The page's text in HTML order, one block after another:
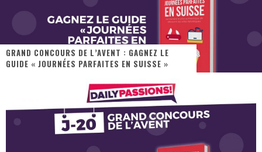
Star Fox
PsyRiver 2026 : la magie revient sur les rives de l’Aar
« Dr Wertham / L’homme qui étudia les tueurs en série » - Un Métier à Risque !
Assassin's Creed Black Flag Resynced
GRAND CONCOURS DE L’AVENT : GAGNEZ LE
GUIDE « JOURNÉES PARFAITES EN SUISSE »